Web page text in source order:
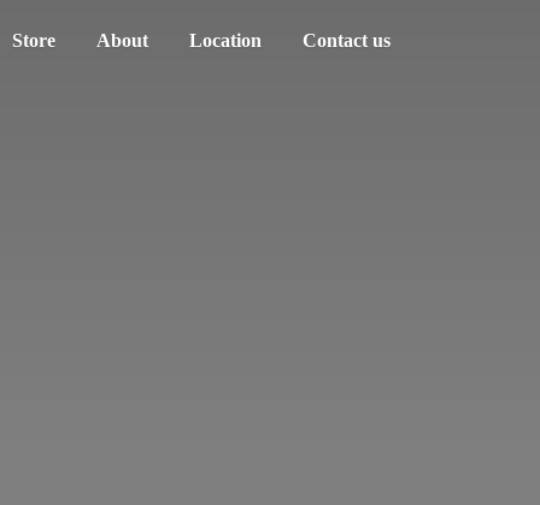
Store About Location Contact us